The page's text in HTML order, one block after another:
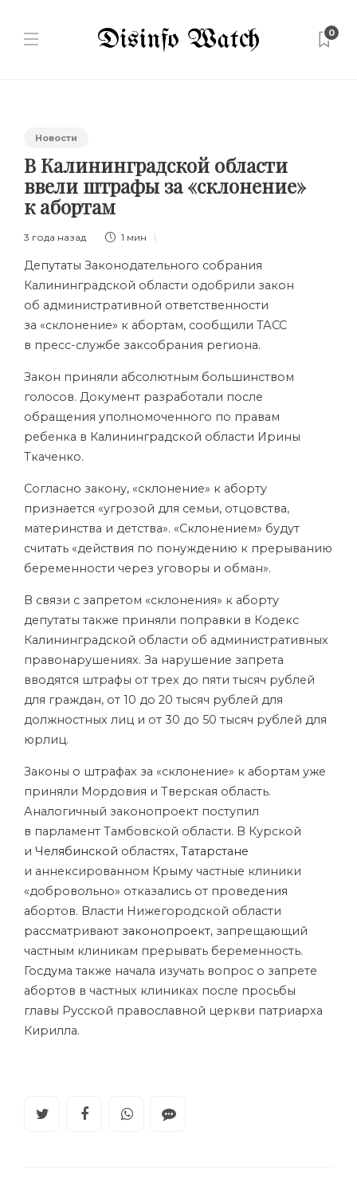
0
Новости
В Калининградской области
ввели штрафы за «склонение»
к абортам
3 года назад 1 мин
Депутаты Законодательного собрания
Калининградской области одобрили закон
об административной ответственности
за «склонение» к абортам, сообщили ТАСС
в пресс-службе заксобрания региона.
Закон приняли абсолютным большинством
голосов. Документ разработали после
обращения уполномоченного по правам
ребенка в Калининградской области Ирины
Ткаченко.
Согласно закону, «склонение» к аборту
признается «угрозой для семьи, отцовства,
материнства и детства». «Склонением» будут
считать «действия по понуждению к прерыванию
беременности через уговоры и обман».
В связи с запретом «склонения» к аборту
депутаты также приняли поправки в Кодекс
Калининградской области об административных
правонарушениях. За нарушение запрета
вводятся штрафы от трех до пяти тысяч рублей
для граждан, от 10 до 20 тысяч рублей для
должностных лиц и от 30 до 50 тысяч рублей для
юрлиц.
Законы о штрафах за «склонение» к абортам уже
приняли Мордовия и Тверская область.
Аналогичный законопроект поступил
в парламент Тамбовской области. В Курской
и Челябинской областях, Татарстане
и аннексированном Крыму частные клиники
«добровольно» отказались от проведения
абортов. Власти Нижегородской области
рассматривают законопроект, запрещающий
частным клиникам прерывать беременность.
Госдума также начала изучать вопрос о запрете
абортов в частных клиниках после просьбы
главы Русской православной церкви патриарха
Кирилла.